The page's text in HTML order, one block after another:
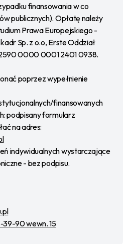
finansowania w co
publicznych). Opłatę należy
Prawa Europejskiego -
Sp. z o.o, Erste Oddział
0000 0001 2401 0938.
poprzez wypełnienie
finansowanych
podpisany formularz
na adres:
indywidualnych wystarczające
- bez podpisu.
39-90 wewn. 15